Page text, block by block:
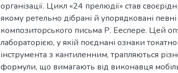
організації. Цикл «24 прелюдії» став
якому ретельно дібрані й упорядковані
композиторського письма Р. Ееспере. Цей
лабораторією, у якій поєднані ознаки
інструмента з кантиленним, трапляються
формули, що вимагають від виконавця